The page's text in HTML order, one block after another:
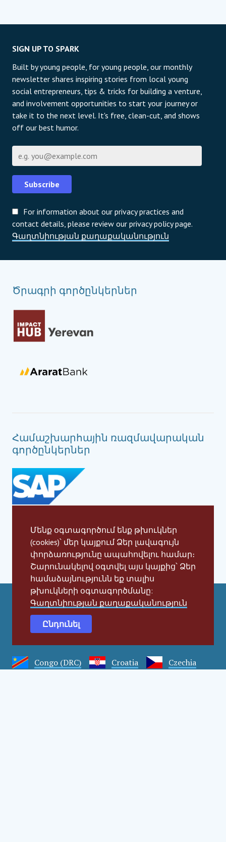
SIGN UP TO SPARK
Built by young people, for young people, our monthly
newsletter shares inspiring stories from local young
social entrepreneurs, tips & tricks for building a venture,
and involvement opportunities to start your journey or
take it to the next level. It's free, clean-cut, and shows
off our best humor.
Էլ-փոստի հասցե
Subscribe
For information about our privacy practices and
contact details, please review our privacy policy page.
Գաղտնիության քաղաքականություն
Ծրագրի գործընկերներ
Համաշխարհային ռազմավարական
գործընկերներ
Social Impact Award Teams
Congo (DRC) Croatia Czechia
Մենք օգտագործում ենք թխուկներ
(cookies)՝ մեր կայքում Ձեր լավագույն
փորձառությունը ապահովելու համար։
Շարունակելով օգտվել այս կայքից՝ Ձեր
համաձայնությունն եք տալիս
թխուկների օգտագործմանը:
Գաղտնիության քաղաքականություն
Ընդունել